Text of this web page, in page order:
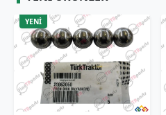
YENİ